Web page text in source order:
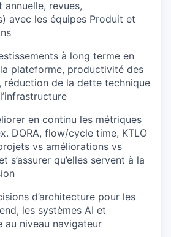
revues,
avec les équipes Produit et
à long terme en
plateforme, productivité des
réduction de la dette technique
en continu les métriques
DORA, flow/cycle time, KTLO
vs améliorations vs
s’assurer qu’elles servent à la
d’architecture pour les
les systèmes AI et
au niveau navigateur